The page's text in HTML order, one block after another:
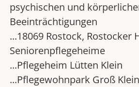
psychischen und
Beeinträchtigungen
...18069 Rostock, Rostocker
Seniorenpflegeheime
...Pflegeheim Lütten Klein
...Pflegewohnpark Groß Klein